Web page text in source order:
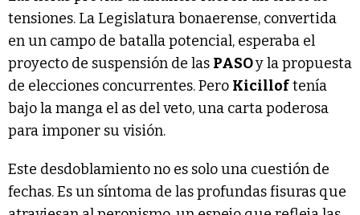
tensiones. La Legislatura bonaerense, convertida
en un campo de batalla potencial, esperaba el
proyecto de suspensión de las PASOy la propuesta
de elecciones concurrentes. Pero Kicilloftenía
bajo la manga el as del veto, una carta poderosa
para imponer su visión.
Este desdoblamiento no es solo una cuestión de
fechas. Es un síntoma de las profundas fisuras que